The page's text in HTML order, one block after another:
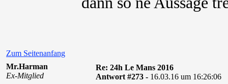
Zum Seitenanfang
Mr.Harman
Ex-Mitglied
Re: 24h Le Mans 2016
Antwort #273 - 16.03.16 um 16:26:06